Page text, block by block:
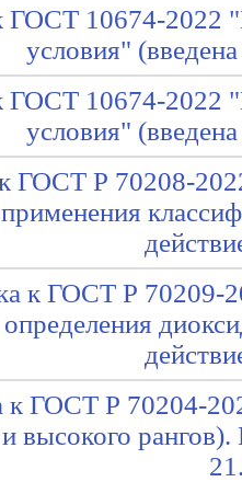
ГОСТ 10674-2022
условия"
ГОСТ 10674-2022
условия"
ГОСТ Р 70208-
к ГОСТ Р 70209-
к ГОСТ Р 70204-
высокого